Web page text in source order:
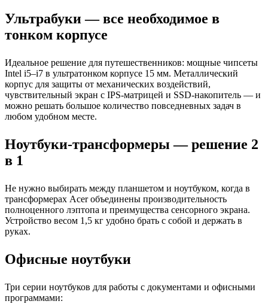
Ультрабуки — все необходимое в
тонком корпусе
Идеальное решение для путешественников: мощные чипсеты
Intel i5–i7 в ультратонком корпусе 15 мм. Металлический
корпус для защиты от механических воздействий,
чувствительный экран с IPS-матрицей и SSD-накопитель — и
можно решать большое количество повседневных задач в
любом удобном месте.
Ноутбуки-трансформеры — решение 2
в 1
Не нужно выбирать между планшетом и ноутбуком, когда в
трансформерах Acer объединены производительность
полноценного лэптопа и преимущества сенсорного экрана.
Устройство весом 1,5 кг удобно брать с собой и держать в
руках.
Офисные ноутбуки
Три серии ноутбуков для работы с документами и офисными
программами: